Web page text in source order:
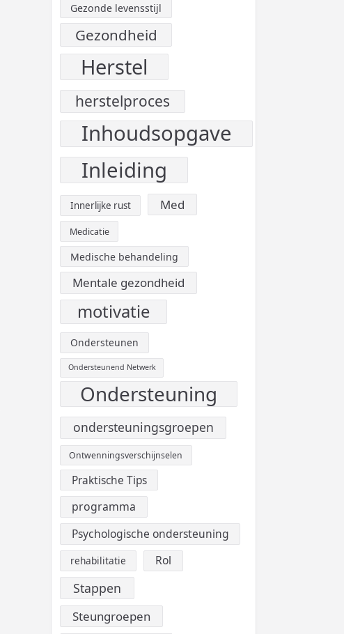
Gezonde levensstijl
Gezondheid
Herstel
herstelproces
Inhoudsopgave
Inleiding
Innerlijke rust Med
Medicatie
Medische behandeling
Mentale gezondheid
motivatie
Ondersteunen
Ondersteunend Netwerk
Ondersteuning
ondersteuningsgroepen
Ontwenningsverschijnselen
Praktische Tips
programma
Psychologische ondersteuning
rehabilitatie Rol
Stappen
Steungroepen